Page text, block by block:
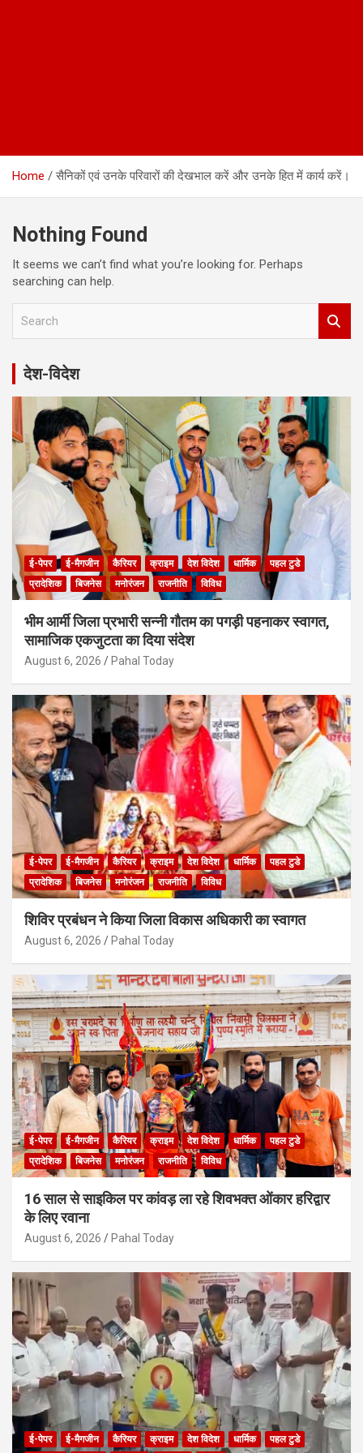
Home सैनिकों एवं उनके परिवारों की देखभाल करें और उनके हित में कार्य करें।
Nothing Found
It seems we can’t find what you’re looking for. Perhaps
searching can help.
r
h
देश-विदेश
ई-पेपर ई-मैगजीन कैरियर क्राइम देश विदेश धार्मिक
पहल टुडे
प्रादेशिक
बिजनेस मनोरंजन राजनीति विविध
भीम आर्मी जिला प्रभारी सन्नी गौतम का पगड़ी पहनाकर स्वागत,
सामाजिक एकजुटता का दिया संदेश
August 6, 2026 Pahal Today
ई-पेपर ई-मैगजीन कैरियर क्राइम देश विदेश धार्मिक
पहल टुडे
प्रादेशिक
बिजनेस मनोरंजन राजनीति विविध
शिविर प्रबंधन ने किया जिला विकास अधिकारी का स्वागत
August 6, 2026 Pahal Today
ई-पेपर ई-मैगजीन कैरियर क्राइम देश विदेश धार्मिक
पहल टुडे
प्रादेशिक
बिजनेस मनोरंजन राजनीति विविध
16 साल से साइकिल पर कांवड़ ला रहे शिवभक्त ओंकार हरिद्वार
के लिए रवाना
August 6, 2026 Pahal Today
ई-पेपर ई-मैगजीन कैरियर क्राइम देश विदेश धार्मिक पहल टुडे